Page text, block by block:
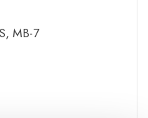
MB-7